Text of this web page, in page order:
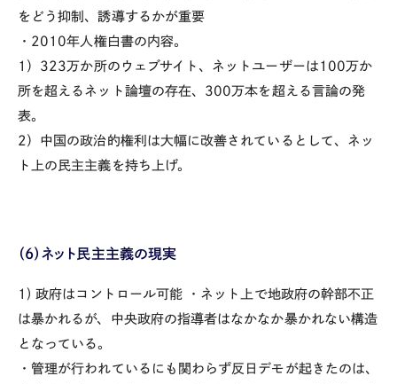
をどう抑制、誘導するかが重要
・2010年人権白書の内容。
1）323万か所のウェブサイト、ネットユーザーは100万か
所を超えるネット論壇の存在、300万本を超える言論の発
表。
2）中国の政治的権利は大幅に改善されているとして、ネッ
ト上の民主主義を持ち上げ。
（6）ネット民主主義の現実
1) 政府はコントロール可能
・ネット上で地政府の幹部不正
は暴かれるが、中央政府の指導者はなかなか暴かれない構造
となっている。
・管理が行われているにも関わらず反日デモが起きたのは、